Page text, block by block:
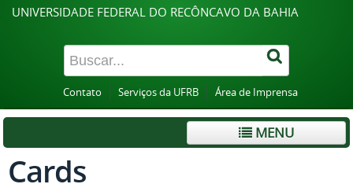
Legislação
Canais
UNIVERSIDADE FEDERAL DO RECÔNCAVO DA BAHIA
Contato Serviços da UFRB Área de Imprensa
MENU
Cards